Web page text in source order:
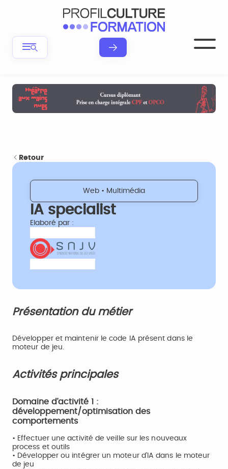
Retour
Web • Multimédia
IA specialist
Elaboré par :
Présentation du métier
Développer et maintenir le code IA présent dans le
moteur de jeu.
Activités principales
Domaine d’activité 1 :
développement/optimisation des
comportements
• Effectuer une activité de veille sur les nouveaux
process et outils
• Développer ou intégrer un moteur d’IA dans le moteur
de jeu